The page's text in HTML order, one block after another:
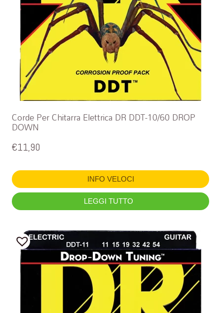
Corde Per Chitarra Elettrica DR DDT-10/60 DROP
DOWN
€11,90
INFO VELOCI
LEGGI TUTTO